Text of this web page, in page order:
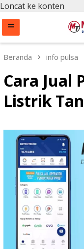
Loncat ke konten
Beranda info pulsa
Cara Jual
Listrik